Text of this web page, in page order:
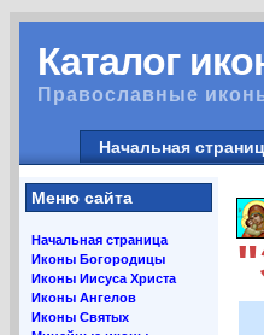
Каталог
Православные
Начальная
Меню сайта
Начальная страница
Иконы Богородицы
Иконы Иисуса Христа
Иконы Ангелов
Иконы Святых